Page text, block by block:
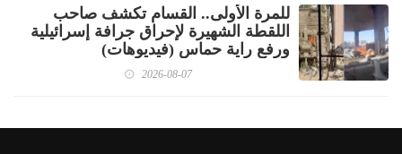
للمرة الأولى.. القسام تكشف صاحب
اللقطة الشهيرة لإحراق جرافة إسرائيلية
ورفع راية حماس (فيديوهات)
2026-08-07